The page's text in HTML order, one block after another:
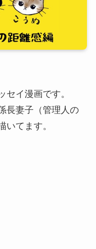
セイ漫画です。
長妻子（管理人の
いてます。